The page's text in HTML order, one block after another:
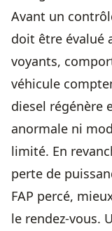
Avant un
doit être évalué
voyants,
véhicule
diesel régénère
anormale ni
limité. En
perte de
FAP percé,
le rendez-vous.